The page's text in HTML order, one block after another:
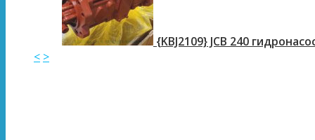
{KBJ2109} JCB 240
< >